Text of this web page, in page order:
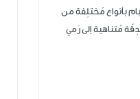
بأنواع مُختلِفة من
مُتناهية إلى رَمي